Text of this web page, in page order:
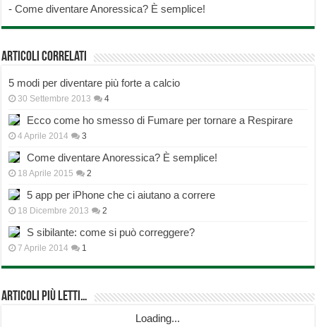
-Come diventare Anoressica? È semplice!
Articoli correlati
5 modi per diventare più forte a calcio
30 Settembre 2013 4
Ecco come ho smesso di Fumare per tornare a Respirare
4 Aprile 2014 3
Come diventare Anoressica? È semplice!
18 Aprile 2015 2
5 app per iPhone che ci aiutano a correre
18 Dicembre 2013 2
S sibilante: come si può correggere?
7 Aprile 2014 1
Articoli più Letti…
Loading...